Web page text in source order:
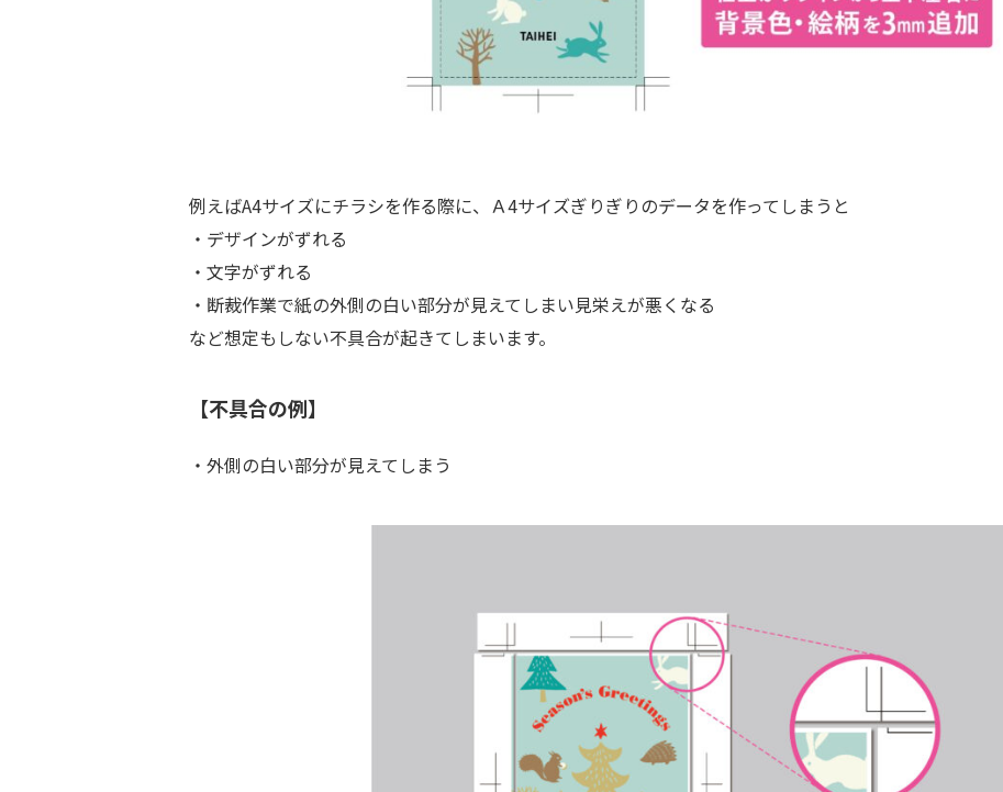
例えばA4サイズにチラシを作る際に、Ａ4サイズぎりぎりのデータを作ってしまうと
・デザインがずれる
・文字がずれる
・断裁作業で紙の外側の白い部分が見えてしまい見栄えが悪くなる
など想定もしない不具合が起きてしまいます。
【不具合の例】
・外側の白い部分が見えてしまう